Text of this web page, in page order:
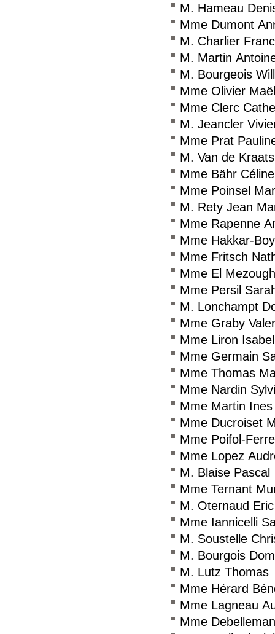
M. Hameau
Mme Dumont
M. Charlier
M. Martin
M. Bourgeois
Mme Olivier
Mme Clerc
M. Jeancler
Mme Prat
M. Van de
Mme Bähr Céline
Mme Poinsel
M. Rety Jean
Mme Rapenne
Mme Hakkar-
Mme Fritsch
Mme El
Mme Persil
M. Lonchampt
Mme Graby
Mme Liron
Mme Germain
Mme Thomas
Mme Nardin
Mme Martin Ines
Mme Ducroiset
Mme Poifol-
Mme Lopez
M. Blaise Pascal
Mme Ternant
M. Oternaud Eric
Mme Iannicelli
M. Soustelle
M. Bourgois
M. Lutz Thomas
Mme Hérard
Mme Lagneau
Mme